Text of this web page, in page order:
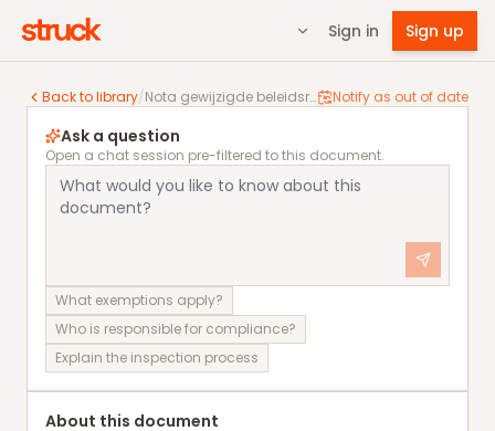
Sign in Sign up
Back to library/ Nota gewijzigde beleidsregels zonnepanelenbeleid 2022 Notify as out of date
Nota gewijzigde beleidsregels zonnepanelenbeleid
Ask a question
Open a chat session pre-filtered to this document.
What exemptions apply?
Who is responsible for compliance?
Explain the inspection process
About this document